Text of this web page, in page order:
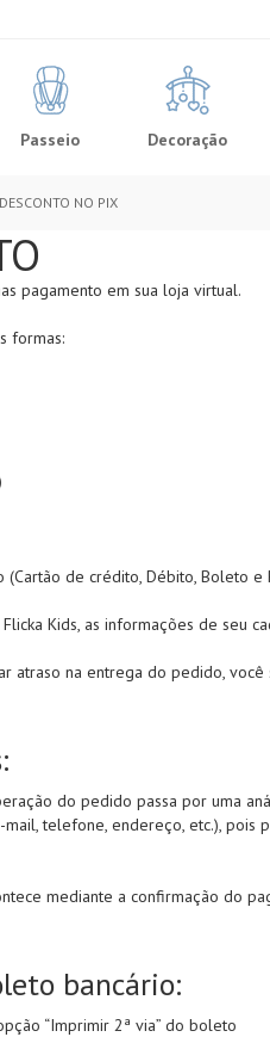
Passeio Decoração
NO PIX
pagamento em sua loja virtual.
formas:
de crédito, Débito, Boleto e
Kids, as informações de seu
atraso na entrega do pedido,
do pedido passa por uma
telefone, endereço, etc.),
mediante a confirmação do
bancário:
“Imprimir 2ª via” do boleto